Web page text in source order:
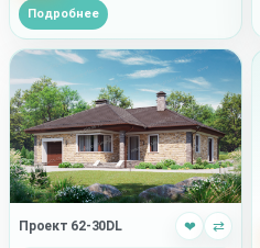
Подробнее
Проект 62-30DL ❤ ⇄